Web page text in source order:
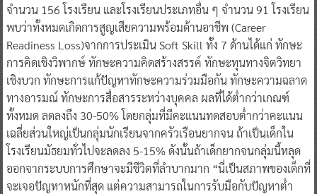
จำนวน 156 โรงเรียน และโรงเรียนประเภทอื่น ๆ จำนวน 91 โรงเรียน
พบว่าทั้งหมดเกิดการสูญเสียความพร้อมด้านอาชีพ (Career
Readiness Loss)จากการประเมิน Soft Skill ทั้ง 7 ด้านได้แก่ ทักษะ
การคิดเชิงวิพากษ์ ทักษะความคิดสร้างสรรค์ ทักษะทุนทางจิตวิทยา
เชิงบวก ทักษะการแก้ปัญหาทักษะความร่วมมือกัน ทักษะความฉลาด
ทางอารมณ์ ทักษะการสื่อสารระหว่างบุคคล ผลที่ได้ต่ำกว่าเกณฑ์
ทั้งหมด ลดลงถึง 30-50% โดยกลุ่มที่มีคะแนนทดสอบต่ำกว่าคะแนน
เฉลี่ยส่วนใหญ่เป็นกลุ่มนักเรียนจากครัวเรือนยากจน ถ้าเป็นเด็กใน
โรงเรียนมัธยมทั่วไปจะลดลง 5-15% ดังนั้นถ้าเด็กยากจนกลุ่มนี้หลุด
ออกจากระบบการศึกษาจะมีชีวิตที่ลำบากมาก “นี่เป็นสภาพของเด็กที่
จะเจอปัญหาหนักที่สุด แต่ความสามารถในการรับมือกับปัญหาต่ำ